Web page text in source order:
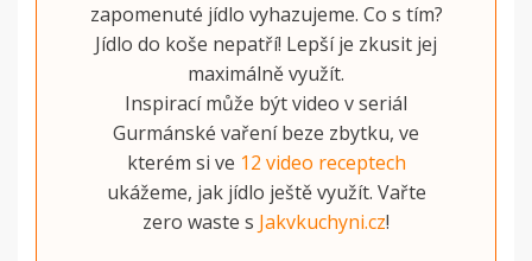
zapomenuté jídlo vyhazujeme. Co s tím?
Jídlo do koše nepatří! Lepší je zkusit jej
maximálně využít.
Inspirací může být video v seriál
Gurmánské vaření beze zbytku, ve
kterém si ve 12 video receptech
ukážeme, jak jídlo ještě využít. Vařte
zero waste s Jakvkuchyni.cz!